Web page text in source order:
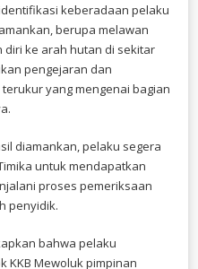
keberadaan pelaku
berupa melawan
ke arah hutan di sekitar
pengejaran dan
yang mengenai bagian
diamankan, pelaku segera
untuk mendapatkan
proses pemeriksaan
penyidik.
bahwa pelaku
KKB Mewoluk pimpinan